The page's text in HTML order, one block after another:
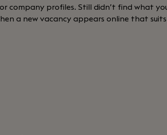
company profiles. Still didn’t find what
a new vacancy appears online that